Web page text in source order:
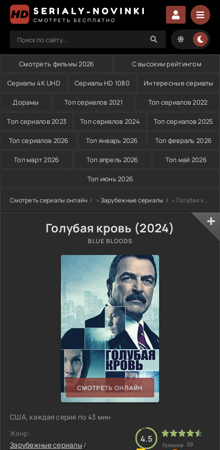
SERIALY-NOVINKI
СМОТРЕТЬ БЕСПЛАТНО
Смотреть фильмы 2026 С высоким рейтингом
Сериалы 4K UHD Сериалы HD 1080 Интересные сериалы
Дорамы Топ сериалов 2021 Топ сериалов 2022
Топ сериалов 2023 Топ сериалов 2024 Топ сериалов 2025
Топ сериалов 2026 Топ январь 2026 Топ февраль 2026
Топ март 2026 Топ апрель 2026 Топ май 2026
Топ июнь 2026
Смотреть сериалы онлайн » Зарубежные сериалы » Голубая кровь (2024)
Голубая кровь (2024)
BLUE BLOODS
СМОТРЕТЬ ОНЛАЙН
США, каждая серия по 43 мин
Жанр:
Зарубежные сериалы /
4.5
Голосов: 29